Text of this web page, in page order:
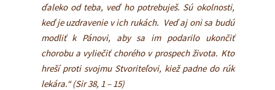
ďaleko od teba, veď ho potrebuješ. Sú okolnosti,
keď je uzdravenie v ich rukách. Veď aj oni sa budú
modliť k Pánovi, aby sa im podarilo ukončiť
chorobu a vyliečiť chorého v prospech života. Kto
hreší proti svojmu Stvoriteľovi, kiež padne do rúk
lekára.“ (Sir 38, 1 – 15)